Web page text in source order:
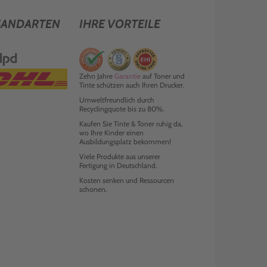
IHRE VORTEILE
Zehn Jahre Garantieauf Toner und
Tinte schützen auch Ihren Drucker.
Umweltfreundlich durch
Recyclingquote bis zu 80%.
Kaufen Sie Tinte & Toner ruhig da,
wo Ihre Kinder einen
Ausbildungsplatz bekommen!
Viele Produkte aus unserer
Fertigung in Deutschland.
Kosten senken und Ressourcen
schonen.